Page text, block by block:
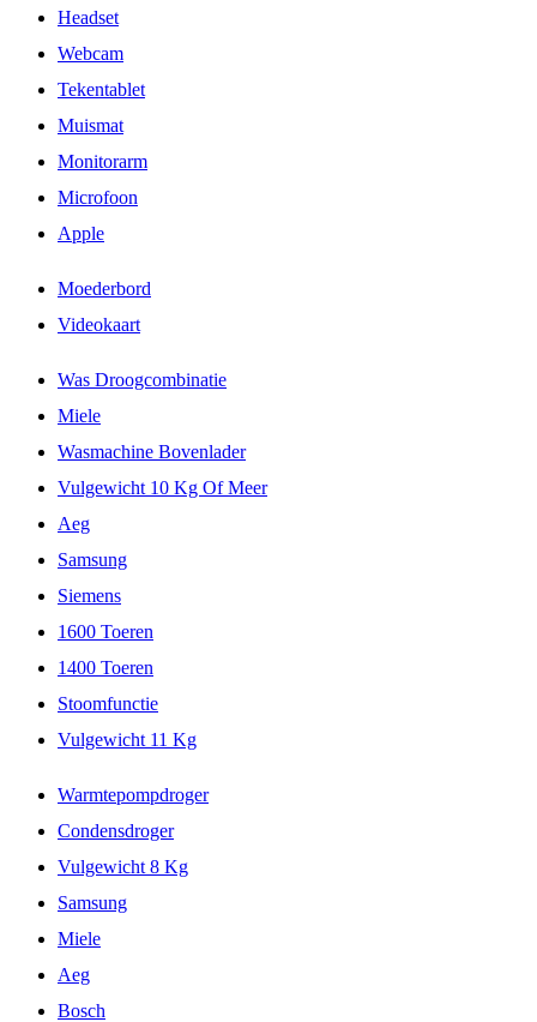
Headset
Webcam
Tekentablet
Muismat
Monitorarm
Microfoon
Apple
Moederbord
Videokaart
Was Droogcombinatie
Miele
Wasmachine Bovenlader
Vulgewicht 10 Kg Of Meer
Aeg
Samsung
Siemens
1600 Toeren
1400 Toeren
Stoomfunctie
Vulgewicht 11 Kg
Warmtepompdroger
Condensdroger
Vulgewicht 8 Kg
Samsung
Miele
Aeg
Bosch